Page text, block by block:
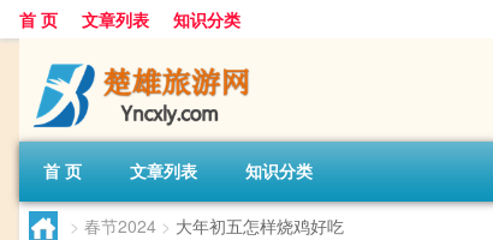
首 页 文章列表 知识分类
首 页 文章列表 知识分类
> 春节2024 > 大年初五怎样烧鸡好吃